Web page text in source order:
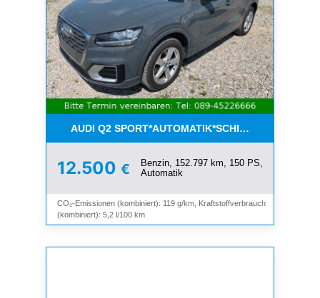
AUDI Q2 SPORT*AUTOMATIK*SCHIEBEDACH*8-
12.500 €
Benzin, 152.797 km, 150 PS,
Automatik
CO₂-Emissionen (kombiniert): 119 g/km, Kraftstoffverbrauch
(kombiniert): 5,2 l/100 km